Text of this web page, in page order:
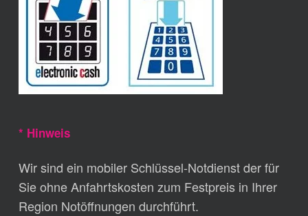
* Hinweis
Wir sind ein mobiler Schlüssel-Notdienst der für
Sie ohne Anfahrtskosten zum Festpreis in Ihrer
Region Notöffnungen durchführt.